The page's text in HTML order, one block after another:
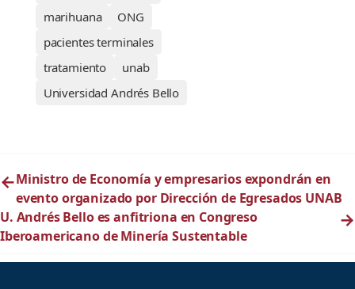
marihuana
ONG
pacientes terminales
tratamiento
unab
Universidad Andrés Bello
←Ministro de Economía y empresarios expondrán en
evento organizado por Dirección de Egresados UNAB
U. Andrés Bello es anfitriona en Congreso
Iberoamericano de Minería Sustentable
→